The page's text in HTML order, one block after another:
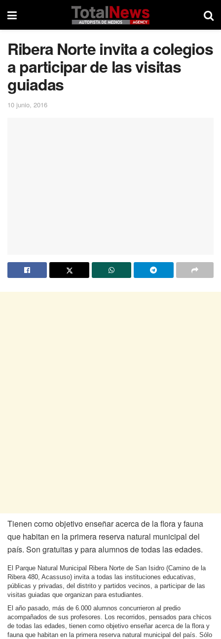
Ribera Norte invita a colegios
a participar de las visitas
guiadas
10 junio, 2016
Tienen como objetivo enseñar acerca de la flora y fauna
que habitan en la primera reserva natural municipal del
país. Son gratuitas y para alumnos de todas las edades.
El Parque Natural Municipal Ribera Norte de San Isidro (Camino de la
Ribera 480, Acassuso) invita a todas las instituciones educativas,
públicas y privadas, del distrito y partidos vecinos, a participar de las
visitas guiadas que organizan para estudiantes.
El año pasado, más de 6.000 alumnos concurrieron al predio
acompañados de sus profesores. Los recorridos, pensados para chicos
de todas las edades, tienen como objetivo enseñar acerca de la flora y
fauna que habitan en la primera reserva natural municipal del país. Sólo